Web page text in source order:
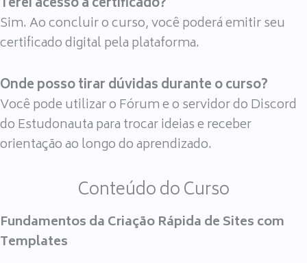
Terei acesso a certificado?
Sim. Ao concluir o curso, você poderá emitir seu
certificado digital pela plataforma.
Onde posso tirar dúvidas durante o curso?
Você pode utilizar o Fórum e o servidor do Discord
do Estudonauta para trocar ideias e receber
orientação ao longo do aprendizado.
Conteúdo do Curso
Fundamentos da Criação Rápida de Sites com
Templates